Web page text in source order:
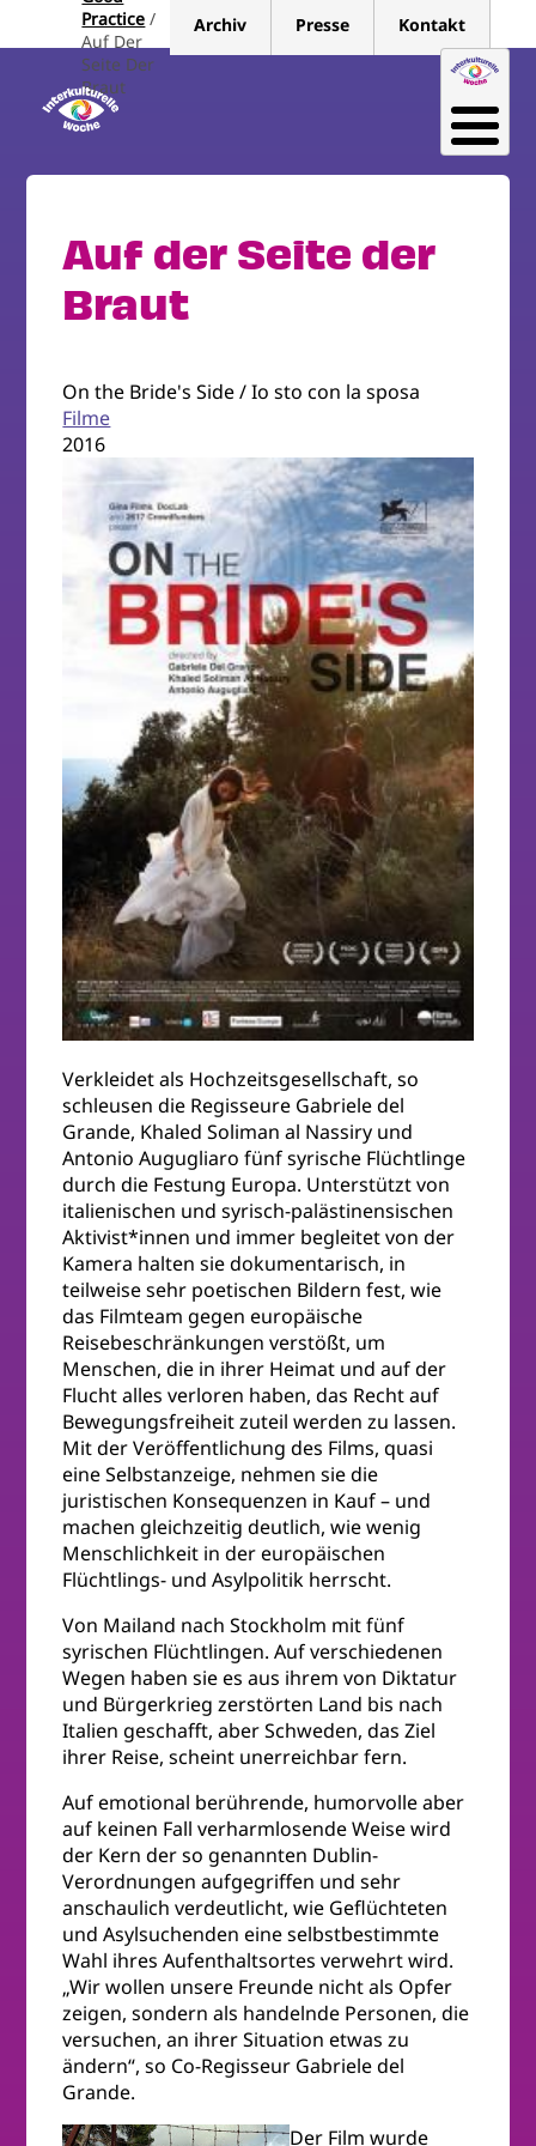
Practice
Auf Der
Seite Der
Braut
Archiv Presse Kontakt
Auf der Seite der
Braut
On the Bride's Side / Io sto con la sposa
Filme
2016
Verkleidet als Hochzeitsgesellschaft, so
schleusen die Regisseure Gabriele del
Grande, Khaled Soliman al Nassiry und
Antonio Augugliaro fünf syrische Flüchtlinge
durch die Festung Europa. Unterstützt von
italienischen und syrisch-palästinensischen
Aktivist*innen und immer begleitet von der
Kamera halten sie dokumentarisch, in
teilweise sehr poetischen Bildern fest, wie
das Filmteam gegen europäische
Reisebeschränkungen verstößt, um
Menschen, die in ihrer Heimat und auf der
Flucht alles verloren haben, das Recht auf
Bewegungsfreiheit zuteil werden zu lassen.
Mit der Veröffentlichung des Films, quasi
eine Selbstanzeige, nehmen sie die
juristischen Konsequenzen in Kauf – und
machen gleichzeitig deutlich, wie wenig
Menschlichkeit in der europäischen
Flüchtlings- und Asylpolitik herrscht.
Von Mailand nach Stockholm mit fünf
syrischen Flüchtlingen. Auf verschiedenen
Wegen haben sie es aus ihrem von Diktatur
und Bürgerkrieg zerstörten Land bis nach
Italien geschafft, aber Schweden, das Ziel
ihrer Reise, scheint unerreichbar fern.
Auf emotional berührende, humorvolle aber
auf keinen Fall verharmlosende Weise wird
der Kern der so genannten Dublin-
Verordnungen aufgegriffen und sehr
anschaulich verdeutlicht, wie Geflüchteten
und Asylsuchenden eine selbstbestimmte
Wahl ihres Aufenthaltsortes verwehrt wird.
„Wir wollen unsere Freunde nicht als Opfer
zeigen, sondern als handelnde Personen, die
versuchen, an ihrer Situation etwas zu
ändern“, so Co-Regisseur Gabriele del
Grande.
Der Film wurde